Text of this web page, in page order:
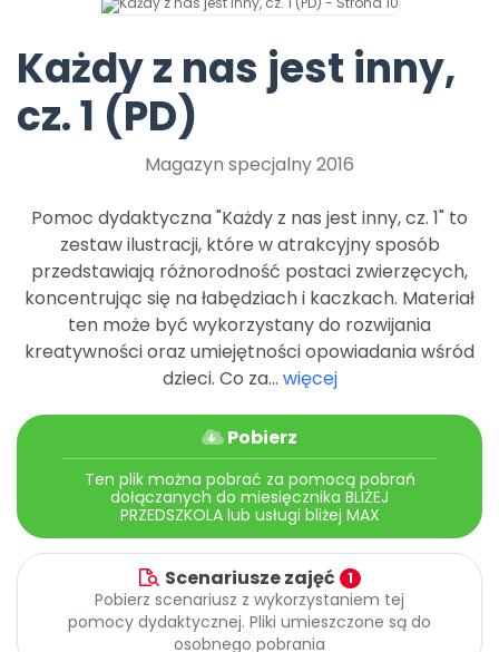
Promocje
Każdy z nas jest inny,
cz. 1 (PD)
Magazyn specjalny 2016
Pomoc dydaktyczna "Każdy z nas jest inny, cz. 1" to
zestaw ilustracji, które w atrakcyjny sposób
przedstawiają różnorodność postaci zwierzęcych,
koncentrując się na łabędziach i kaczkach. Materiał
ten może być wykorzystany do rozwijania
kreatywności oraz umiejętności opowiadania wśród
dzieci. Co za... więcej
Pobierz
Ten plik można pobrać za pomocą pobrań
dołączanych do miesięcznika BLIŻEJ
PRZEDSZKOLA lub usługi bliżej MAX
Scenariusze zajęć 1
Pobierz scenariusz z wykorzystaniem tej
pomocy dydaktycznej. Pliki umieszczone są do
osobnego pobrania